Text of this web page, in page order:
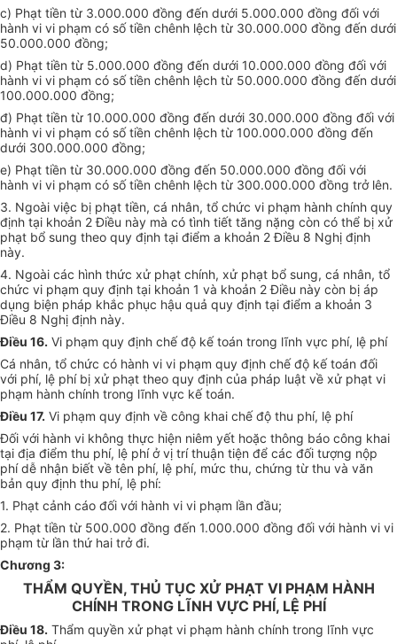
c) Phạt tiền từ 3.000.000 đồng đến dưới 5.000.000 đồng đối với
hành vi vi phạm có số tiền chênh lệch từ 30.000.000 đồng đến dưới
50.000.000 đồng;
d) Phạt tiền từ 5.000.000 đồng đến dưới 10.000.000 đồng đối với
hành vi vi phạm có số tiền chênh lệch từ 50.000.000 đồng đến dưới
100.000.000 đồng;
đ) Phạt tiền từ 10.000.000 đồng đến dưới 30.000.000 đồng đối với
hành vi vi phạm có số tiền chênh lệch từ 100.000.000 đồng đến
dưới 300.000.000 đồng;
e) Phạt tiền từ 30.000.000 đồng đến 50.000.000 đồng đối với
hành vi vi phạm có số tiền chênh lệch từ 300.000.000 đồng trở lên.
3. Ngoài việc bị phạt tiền, cá nhân, tổ chức vi phạm hành chính quy
định tại khoản 2 Điều này mà có tình tiết tăng nặng còn có thể bị xử
phạt bổ sung theo quy định tại điểm a khoản 2 Điều 8 Nghị định
này.
4. Ngoài các hình thức xử phạt chính, xử phạt bổ sung, cá nhân, tổ
chức vi phạm quy định tại khoản 1 và khoản 2 Điều này còn bị áp
dụng biện pháp khắc phục hậu quả quy định tại điểm a khoản 3
Điều 8 Nghị định này.
Điều 16. Vi phạm quy định chế độ kế toán trong lĩnh vực phí, lệ phí
Cá nhân, tổ chức có hành vi vi phạm quy định chế độ kế toán đối
với phí, lệ phí bị xử phạt theo quy định của pháp luật về xử phạt vi
phạm hành chính trong lĩnh vực kế toán.
Điều 17. Vi phạm quy định về công khai chế độ thu phí, lệ phí
Đối với hành vi không thực hiện niêm yết hoặc thông báo công khai
tại địa điểm thu phí, lệ phí ở vị trí thuận tiện để các đối tượng nộp
phí dễ nhận biết về tên phí, lệ phí, mức thu, chứng từ thu và văn
bản quy định thu phí, lệ phí:
1. Phạt cảnh cáo đối với hành vi vi phạm lần đầu;
2. Phạt tiền từ 500.000 đồng đến 1.000.000 đồng đối với hành vi vi
phạm từ lần thứ hai trở đi.
Chương 3:
THẨM QUYỀN, THỦ TỤC XỬ PHẠT VI PHẠM HÀNH
CHÍNH TRONG LĨNH VỰC PHÍ, LỆ PHÍ
Điều 18. Thẩm quyền xử phạt vi phạm hành chính trong lĩnh vực